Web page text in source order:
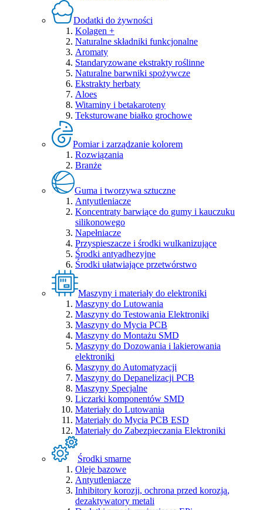
Dodatki do żywności
Kolagen +
Naturalne składniki funkcjonalne
Aromaty
Standaryzowane ekstrakty roślinne
Naturalne barwniki spożywcze
Ekstrakty herbaty
Aloes
Witaminy i betakaroteny
Teksturowane białko grochowe
Pomiar i zarządzanie kolorem
Rozwiązania
Branże
Guma i tworzywa sztuczne
Antyutleniacze
Koncentraty barwiące do gumy i kauczuku
silikonowego
Napełniacze
Przyspieszacze i środki wulkanizujące
Środki antyadhezyjne
Środki ułatwiające przetwórstwo
Maszyny i materiały do elektroniki
Maszyny do Lutowania
Maszyny do Testowania Elektroniki
Maszyny do Mycia PCB
Maszyny do Montażu SMD
Maszyny do Dozowania i lakierowania
elektroniki
Maszyny do Automatyzacji
Maszyny do Depanelizacji PCB
Maszyny Specjalne
Liczarki komponentów SMD
Materiały do Lutowania
Materiały do Mycia PCB ESD
Materiały do Zabezpieczania Elektroniki
Środki smarne
Oleje bazowe
Antyutleniacze
Inhibitory korozji, ochrona przed korozją,
dezaktywatory metali